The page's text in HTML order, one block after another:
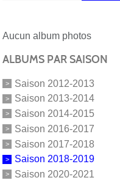
Aucun album photos
ALBUMS PAR SAISON
Saison 2012-2013
Saison 2013-2014
Saison 2014-2015
Saison 2016-2017
Saison 2017-2018
Saison 2018-2019
Saison 2020-2021